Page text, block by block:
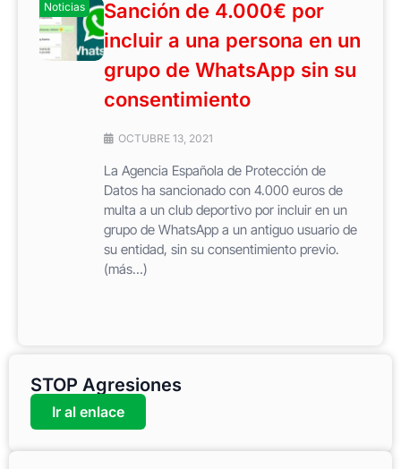
Noticias
Sanción de 4.000€ por
incluir a una persona en un
grupo de WhatsApp sin su
consentimiento
OCTUBRE 13, 2021
La Agencia Española de Protección de
Datos ha sancionado con 4.000 euros de
multa a un club deportivo por incluir en un
grupo de WhatsApp a un antiguo usuario de
su entidad, sin su consentimiento previo.
(más…)
STOP Agresiones
Ir al enlace